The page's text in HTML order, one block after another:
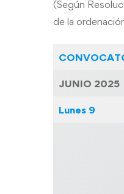
(Según
de la
JUNIO 2025
Lunes 9